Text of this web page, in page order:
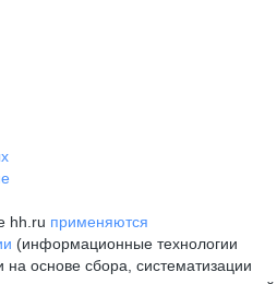
hh.ru применяются
(информационные технологии
основе сбора, систематизации